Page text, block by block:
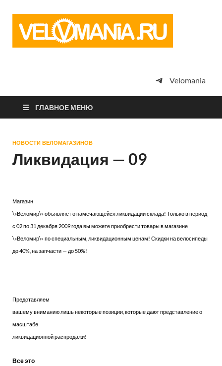
просто
Velomania
ГЛАВНОЕ МЕНЮ
НОВОСТИ ВЕЛОМАГАЗИНОВ
Ликвидация — 09
Магазин
\»Веломир\» объявляет о намечающейся ликвидации склада! Только в период
с 02 по 31 декабря 2009 года вы можете приобрести товары в магазине
\»Веломир\» по специальным, ликвидационным ценам! Скидки на велосипеды
до 40%, на запчасти — до 50%!
Представляем
вашему вниманию лишь некоторые позиции, которые дают представление о
масштабе
ликвидационной распродажи!
Все это